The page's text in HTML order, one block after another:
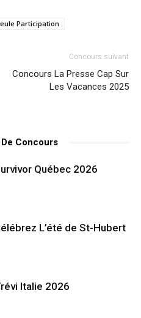
Participation
Concours suivant
Concours La Presse Cap Sur
Les Vacances 2025
De Concours
Québec 2026
L’été de St-Hubert
Italie 2026